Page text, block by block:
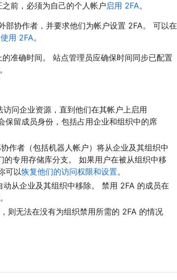
前，必须为自己的个人帐户启用 2FA。
协作者，并要求他们为帐户设置 2FA。 可以在
用 2FA。
准确时间。 站点管理员应确保时间同步已配置
。
问企业资源，直到他们在其帐户上启用
保留成员身份，包括占用企业和组织中的席
作者（包括机器人帐户）将从企业及其组织中
专用存储库分支。 如果用户在被从组织中移
可以恢复他们的访问权限和设置。
从企业及其组织中移除。 禁用 2FA 的成员在
则无法在没有为组织禁用所需的 2FA 的情况